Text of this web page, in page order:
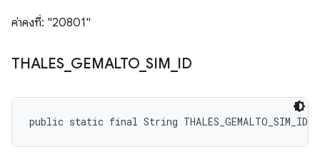
ค่าคงที่: "20801"
THALES_ GEMALTO_SIM ID
public static final String THALES_GEMALTO_SIM_ID